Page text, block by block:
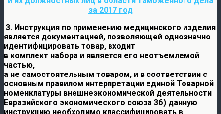
за 2017 год
3. Инструкция по применению медицинского изделия
является документацией, позволяющей однозначно
идентифицировать товар, входит
в комплект набора и является его неотъемлемой
частью,
а не самостоятельным товаром, и в соответствии с
основным правилом интерпретации единой Товарной
номенклатуры внешнеэкономической деятельности
Евразийского экономического союза 3б) данную
инструкцию необходимо классифицировать в